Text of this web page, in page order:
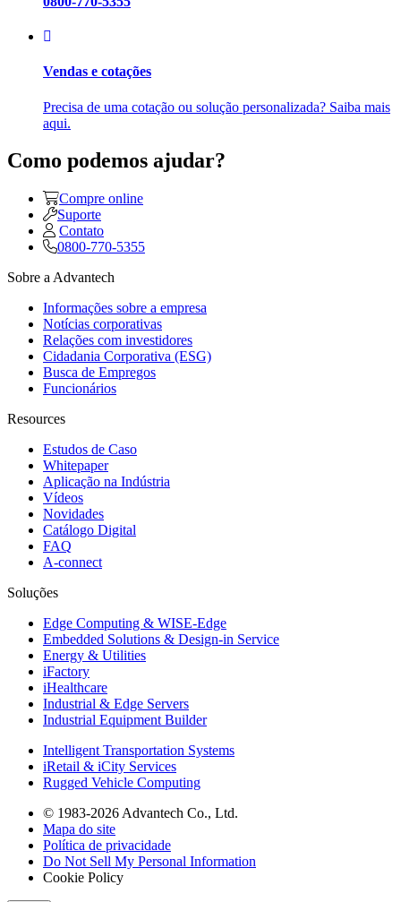
Vendas e cotações
Precisa de uma cotação ou solução personalizada? Saiba mais
aqui.
Como podemos ajudar?
Compre online
Suporte
Contato
0800-770-5355
Sobre a Advantech
Informações sobre a empresa
Notícias corporativas
Relações com investidores
Cidadania Corporativa (ESG)
Busca de Empregos
Funcionários
Resources
Estudos de Caso
Whitepaper
Aplicação na Indústria
Vídeos
Novidades
Catálogo Digital
FAQ
A-connect
Soluções
Edge Computing & WISE-Edge
Embedded Solutions & Design-in Service
Energy & Utilities
iFactory
iHealthcare
Industrial & Edge Servers
Industrial Equipment Builder
Intelligent Transportation Systems
iRetail & iCity Services
Rugged Vehicle Computing
© 1983-2026 Advantech Co., Ltd.
Mapa do site
Política de privacidade
Do Not Sell My Personal Information
Cookie Policy